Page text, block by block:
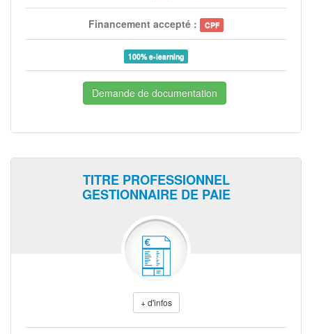
Financement accepté : CPF
100% e-learning
Demande de documentation
TITRE PROFESSIONNEL
GESTIONNAIRE DE PAIE
+ d'infos